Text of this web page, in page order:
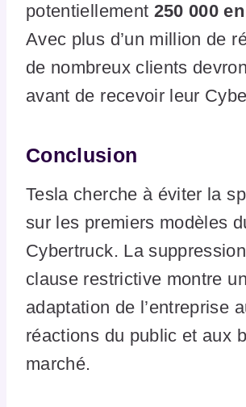
potentiellement 250 000
Avec plus d’un million de
de nombreux clients
avant de recevoir leur
Conclusion
Tesla cherche à éviter la
sur les premiers modèles
Cybertruck. La
clause restrictive montre
adaptation de l’entreprise
réactions du public et aux
marché.